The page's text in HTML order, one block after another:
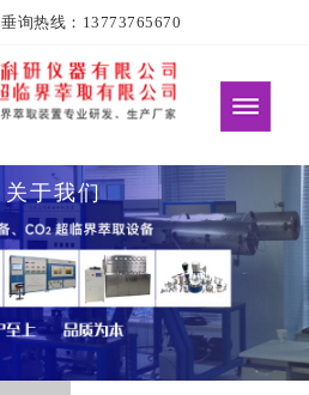
垂询热线：13773765670
关于我们